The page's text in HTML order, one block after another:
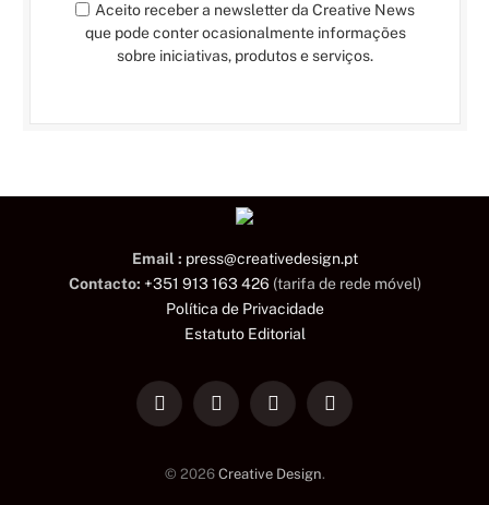
Aceito receber a newsletter da Creative News
que pode conter ocasionalmente informações
sobre iniciativas, produtos e serviços.
Email : press@creativedesign.pt
Contacto: +351 913 163 426 (tarifa de rede móvel)
Política de Privacidade
Estatuto Editorial
LinkedInFacebookInstagramTikTok
© 2026 Creative Design.